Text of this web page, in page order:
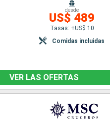
desde
US$ 489
Tasas: +US$ 10
Comidas incluidas
VER LAS OFERTAS